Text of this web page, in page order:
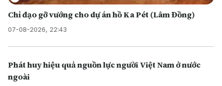
Chỉ đạo gỡ vướng cho dự án hồ Ka Pét (Lâm Đồng)
07-08-2026, 22:43
Phát huy hiệu quả nguồn lực người Việt Nam ở nước
ngoài